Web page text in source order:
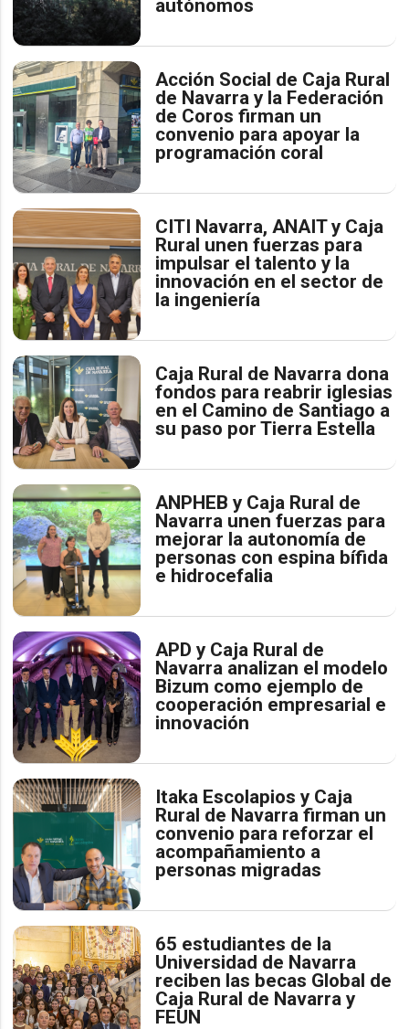
autónomos
Acción Social de Caja Rural
de Navarra y la Federación
de Coros firman un
convenio para apoyar la
programación coral
CITI Navarra, ANAIT y Caja
Rural unen fuerzas para
impulsar el talento y la
innovación en el sector de
la ingeniería
Caja Rural de Navarra dona
fondos para reabrir iglesias
en el Camino de Santiago a
su paso por Tierra Estella
ANPHEB y Caja Rural de
Navarra unen fuerzas para
mejorar la autonomía de
personas con espina bífida
e hidrocefalia
APD y Caja Rural de
Navarra analizan el modelo
Bizum como ejemplo de
cooperación empresarial e
innovación
Itaka Escolapios y Caja
Rural de Navarra firman un
convenio para reforzar el
acompañamiento a
personas migradas
65 estudiantes de la
Universidad de Navarra
reciben las becas Global de
Caja Rural de Navarra y
FEUN